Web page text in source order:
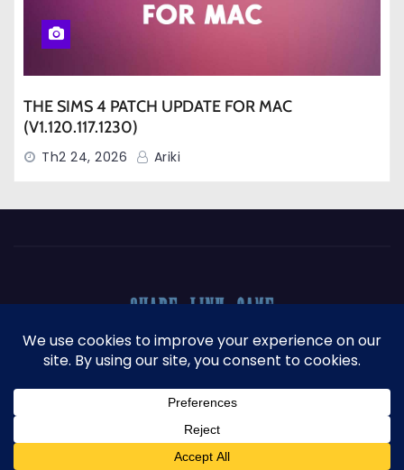
THE SIMS 4 PATCH UPDATE FOR MAC
(V1.120.117.1230)
Th2 24, 2026 Ariki
Proudly powered by WordPress
Themeansar